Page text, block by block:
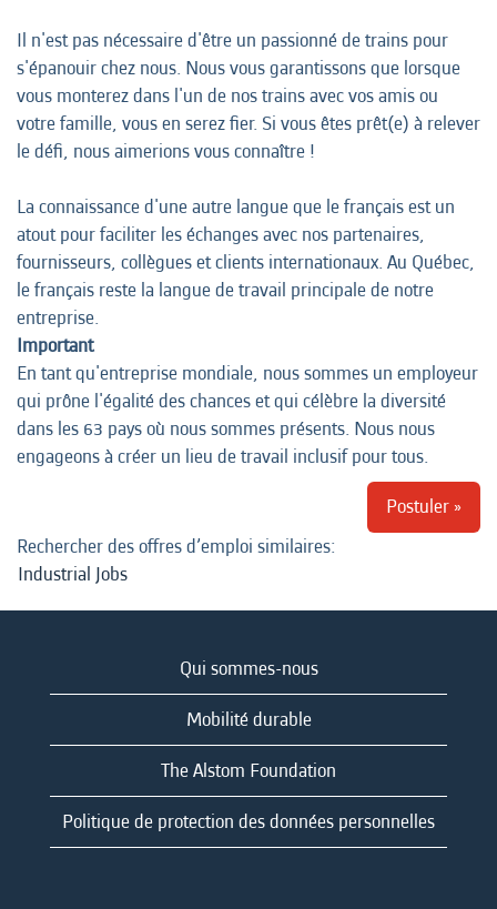
Il n'est pas nécessaire d'être un passionné de trains pour
s'épanouir chez nous. Nous vous garantissons que lorsque
vous monterez dans l'un de nos trains avec vos amis ou
votre famille, vous en serez fier. Si vous êtes prêt(e) à relever
le défi, nous aimerions vous connaître !
La connaissance d'une autre langue que le français est un
atout pour faciliter les échanges avec nos partenaires,
fournisseurs, collègues et clients internationaux. Au Québec,
le français reste la langue de travail principale de notre
entreprise.
Important
En tant qu'entreprise mondiale, nous sommes un employeur
qui prône l'égalité des chances et qui célèbre la diversité
dans les 63 pays où nous sommes présents. Nous nous
engageons à créer un lieu de travail inclusif pour tous.
Postuler »
Rechercher des offres d’emploi similaires:
Industrial Jobs
Qui sommes-nous
Mobilité durable
The Alstom Foundation
Politique de protection des données personnelles